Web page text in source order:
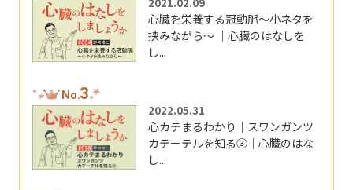
心臓を栄養する冠動脈～小ネタを
挟みながら～ ｜心臓のはなしを
し...
No.3
2022.05.31
心カテまるわかり｜スワンガンツ
カテーテルを知る③｜心臓のはな
し...